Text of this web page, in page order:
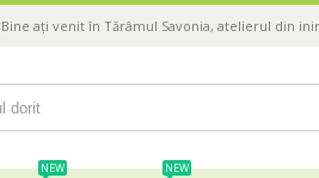
Bine ați venit în Tărâmul Savonia, atelierul din
NEW NEW